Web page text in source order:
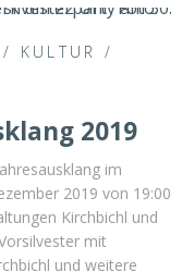
/ KULTUR
/
2019
im
2019 von 19:00
Kirchbichl und
mit
und weitere